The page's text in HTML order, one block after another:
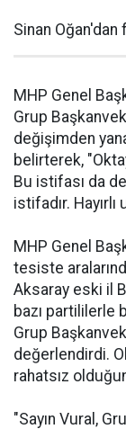
Sinan Oğan'dan
MHP Genel
Grup
değişimden
belirterek,
Bu istifası da
istifadır.
MHP Genel
tesiste
Aksaray eski il
bazı partililerle
Grup
değerlendirdi.
rahatsız
"Sayın Vural,